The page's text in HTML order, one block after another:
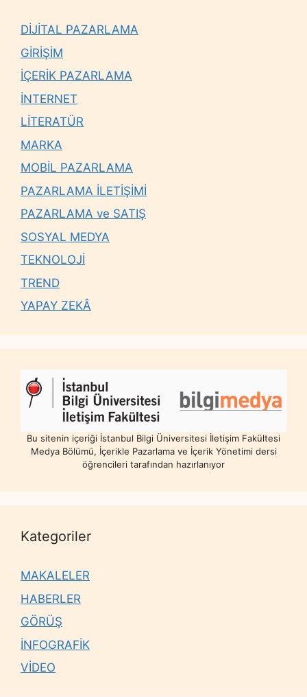
DİJİTAL PAZARLAMA
GİRİŞİM
İÇERİK PAZARLAMA
İNTERNET
LİTERATÜR
MARKA
MOBİL PAZARLAMA
PAZARLAMA İLETİŞİMİ
PAZARLAMA ve SATIŞ
SOSYAL MEDYA
TEKNOLOJİ
TREND
YAPAY ZEKÂ
Bu sitenin içeriği İstanbul Bilgi Üniversitesi İletişim Fakültesi
Medya Bölümü, İçerikle Pazarlama ve İçerik Yönetimi dersi
öğrencileri tarafından hazırlanıyor
Kategoriler
MAKALELER
HABERLER
GÖRÜŞ
İNFOGRAFİK
VİDEO